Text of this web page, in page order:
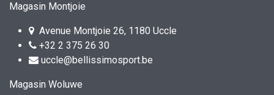
Magasin Montjoie
Avenue Montjoie 26, 1180 Uccle
+32 2 375 26 30
uccle@bellissimosport.be
Magasin Woluwe